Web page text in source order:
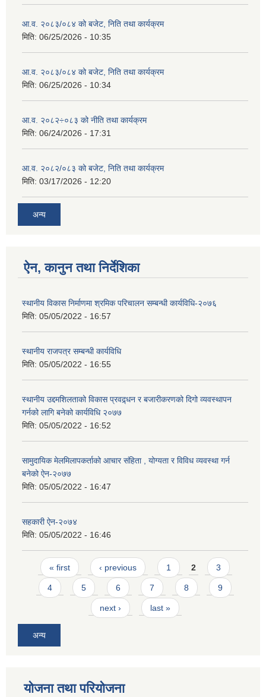
आ.व. २०८३/०८४ को बजेट, निति तथा कार्यक्रम
मिति: 06/25/2026 - 10:35
आ.व. २०८३/०८४ को बजेट, निति तथा कार्यक्रम
मिति: 06/25/2026 - 10:34
आ.व. २०८२÷०८३ को नीति तथा कार्यक्रम
मिति: 06/24/2026 - 17:31
आ.व. २०८२/०८३ को बजेट, निति तथा कार्यक्रम
मिति: 03/17/2026 - 12:20
अन्य
ऐन, कानुन तथा निर्देशिका
स्थानीय विकास निर्माणमा श्रमिक परिचालन सम्बन्धी कार्यविधि-२०७६
मिति: 05/05/2022 - 16:57
स्थानीय राजपत्र सम्बन्धी कार्यविधि
मिति: 05/05/2022 - 16:55
स्थानीय उद्दमशिलताको विकास प्रवद्र्धन र बजारीकरणको दिगो व्यवस्थापन
गर्नको लागि बनेको कार्यविधि २०७७
मिति: 05/05/2022 - 16:52
सामुदायिक मेलमिलापकर्ताको आचार संहिता , योग्यता र विविध व्यवस्था गर्न
बनेको ऐन-२०७७
मिति: 05/05/2022 - 16:47
सहकारी ऐन-२०७४
मिति: 05/05/2022 - 16:46
Pages
« first ‹ previous 1 2 3
4 5 6 7 8 9
next › last »
अन्य
योजना तथा परियोजना